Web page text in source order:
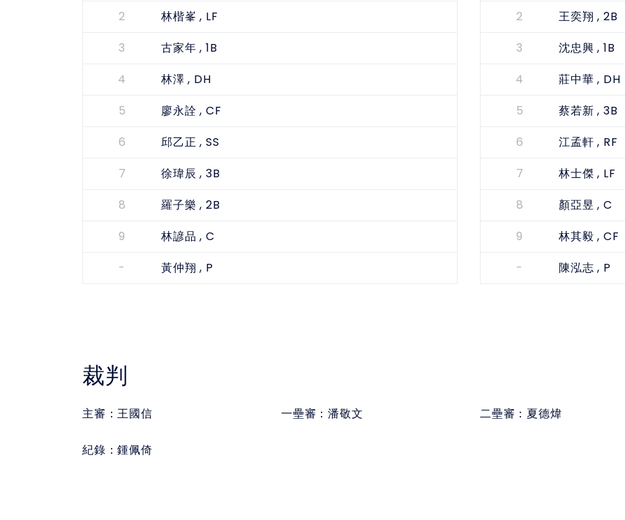
2
林楷峯 , LF
3
古家年 , 1B
4
林澤 , DH
5
廖永詮 , CF
6
邱乙正 , SS
7
徐瑋辰 , 3B
8
羅子樂 , 2B
9
林諺品 , C
-
黃仲翔 , P
2
王奕翔 , 2B
3
沈忠興 , 1B
4
莊中華 , DH
5
蔡若新 , 3B
6
江孟軒 , RF
7
林士傑 , LF
8
顏亞昱 , C
9
林其毅 , CF
-
陳泓志 , P
裁判
主審：王國信 一壘審：潘敬文 二壘審：夏德煒
紀錄：鍾佩倚